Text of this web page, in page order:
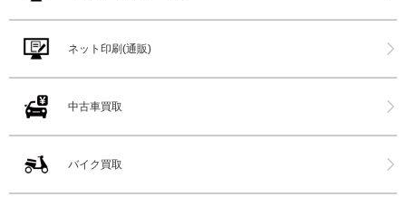
ネット印刷(通販)
中古車買取
バイク買取